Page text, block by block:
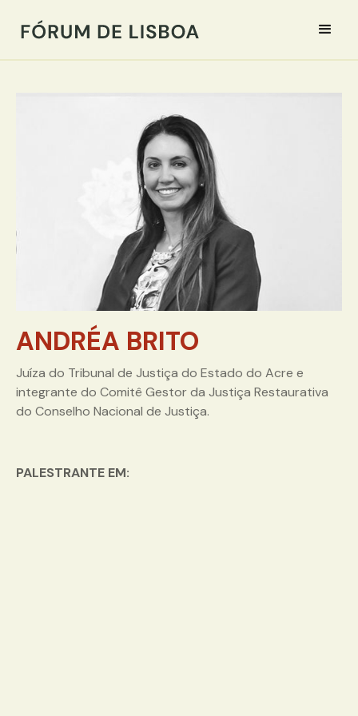
ANDRÉA BRITO
Juíza do Tribunal de Justiça do Estado do Acre e
integrante do Comitê Gestor da Justiça Restaurativa
do Conselho Nacional de Justiça.
PALESTRANTE EM: